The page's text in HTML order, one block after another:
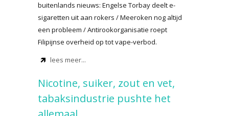
buitenlands nieuws: Engelse Torbay deelt e-
sigaretten uit aan rokers / Meeroken nog altijd
een probleem / Antirookorganisatie roept
Filipijnse overheid op tot vape-verbod.
lees meer...
Nicotine, suiker, zout en vet,
tabaksindustrie pushte het